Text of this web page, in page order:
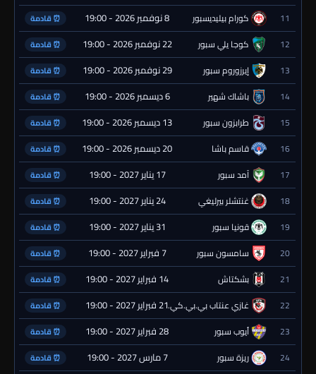
11 كورام بيليديسبور 8 نوفمبر 2026 - 19:00 ⏰ قادمة
12 كوجا يلي سبور 22 نوفمبر 2026 - 19:00 ⏰ قادمة
13 إيرزوروم سبور 29 نوفمبر 2026 - 19:00 ⏰ قادمة
14 باشاك شهير 6 ديسمبر 2026 - 19:00 ⏰ قادمة
15 طرابزون سبور 13 ديسمبر 2026 - 19:00 ⏰ قادمة
16 قاسم باشا 20 ديسمبر 2026 - 19:00 ⏰ قادمة
17 آمد سبور 17 يناير 2027 - 19:00 ⏰ قادمة
18 غنتشلر بيرليغي 24 يناير 2027 - 19:00 ⏰ قادمة
19 قونيا سبور 31 يناير 2027 - 19:00 ⏰ قادمة
20 سامسون سبور 7 فبراير 2027 - 19:00 ⏰ قادمة
21 بشكتاش 14 فبراير 2027 - 19:00 ⏰ قادمة
22 غازي عنتاب بي.بي.كي.21 فبراير 2027 - 19:00 ⏰ قادمة
23 أيوب سبور 28 فبراير 2027 - 19:00 ⏰ قادمة
24 ريزة سبور 7 مارس 2027 - 19:00 ⏰ قادمة